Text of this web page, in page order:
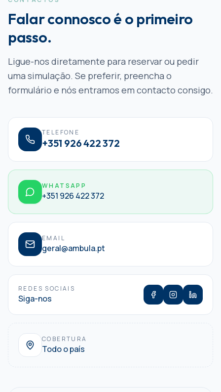
Falar connosco é o primeiro
passo.
Ligue-nos diretamente para reservar ou pedir
uma simulação. Se preferir, preencha o
formulário e nós entramos em contacto consigo.
TELEFONE
+351 926 422 372
WHATSAPP
+351 926 422 372
EMAIL
geral@ambula.pt
REDES SOCIAIS
Siga-nos
COBERTURA
Todo o país